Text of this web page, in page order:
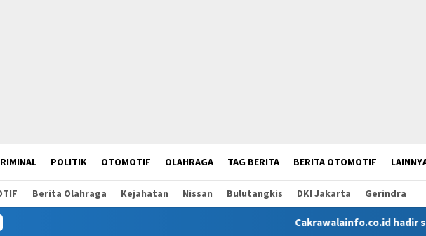
POLITIK OTOMOTIF OLAHRAGA TAG BERITA BERITA OTOMOTIF
Berita Olahraga Kejahatan Nissan Bulutangkis DKI Jakarta Gerindra
Cakrawalainfo.co.id hadir sebagai